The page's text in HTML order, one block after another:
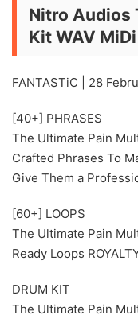
Nitro Audios
Kit WAV
FANTASTiC | 28
[40+] PHRASES
The Ultimate Pain
Crafted Phrases To
Give Them a
[60+] LOOPS
The Ultimate Pain
Ready Loops
DRUM KIT
The Ultimate Pain